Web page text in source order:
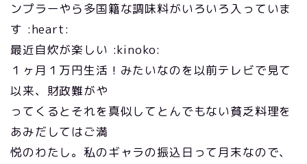
ンプラーやら多国籍な調味料がいろいろ入っていま
す :heart:
最近自炊が楽しい :kinoko:
１ヶ月１万円生活！みたいなのを以前テレビで見て
以来、財政難がや
ってくるとそれを真似してとんでもない貧乏料理を
あみだしてはご満
悦のわたし。私のギャラの振込日って月末なので、